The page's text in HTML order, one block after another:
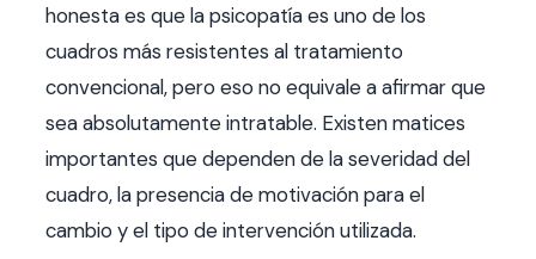
honesta es que la psicopatía es uno de los
cuadros más resistentes al tratamiento
convencional, pero eso no equivale a afirmar que
sea absolutamente intratable. Existen matices
importantes que dependen de la severidad del
cuadro, la presencia de motivación para el
cambio y el tipo de intervención utilizada.